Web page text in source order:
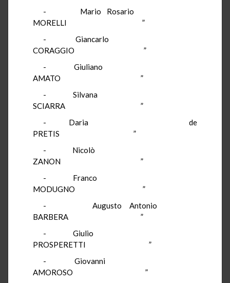
- Mario Rosario
MORELLI ”
- Giancarlo
CORAGGIO ”
- Giuliano
AMATO ”
- Silvana
SCIARRA ”
- Daria de
PRETIS ”
- Nicolò
ZANON ”
- Franco
MODUGNO ”
- Augusto Antonio
BARBERA ”
- Giulio
PROSPERETTI ”
- Giovanni
AMOROSO ”